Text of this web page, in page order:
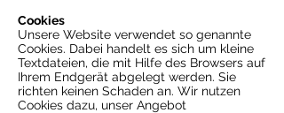
Cookies
Unsere Website verwendet so genannte
Cookies. Dabei handelt es sich um kleine
Textdateien, die mit Hilfe des Browsers auf
Ihrem Endgerät abgelegt werden. Sie
richten keinen Schaden an. Wir nutzen
Cookies dazu, unser Angebot